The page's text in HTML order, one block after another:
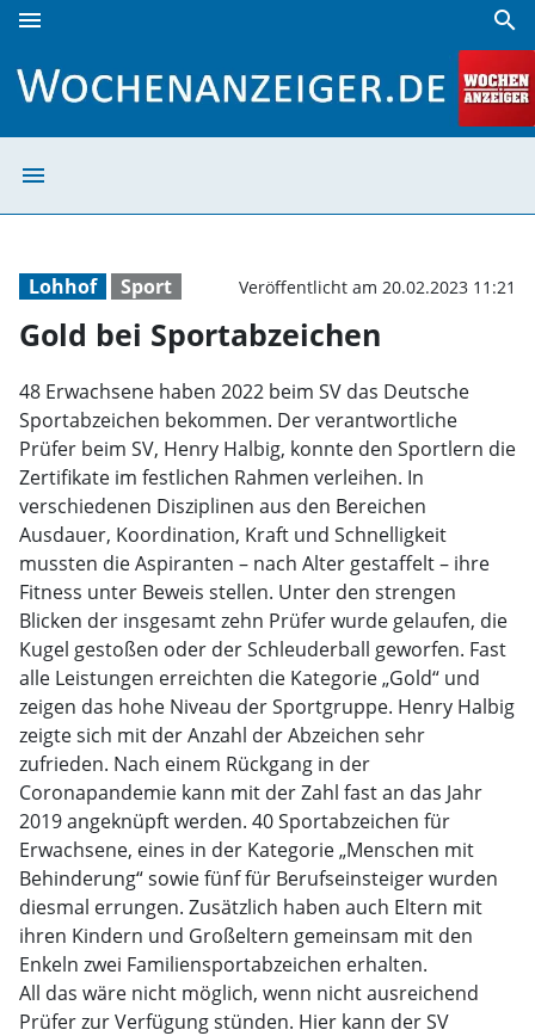
menu search
menu
Lohhof Sport Veröffentlicht am 20.02.2023 11:21
Gold bei Sportabzeichen
48 Erwachsene haben 2022 beim SV das Deutsche
Sportabzeichen bekommen. Der verantwortliche
Prüfer beim SV, Henry Halbig, konnte den Sportlern die
Zertifikate im festlichen Rahmen verleihen. In
verschiedenen Disziplinen aus den Bereichen
Ausdauer, Koordination, Kraft und Schnelligkeit
mussten die Aspiranten – nach Alter gestaffelt – ihre
Fitness unter Beweis stellen. Unter den strengen
Blicken der insgesamt zehn Prüfer wurde gelaufen, die
Kugel gestoßen oder der Schleuderball geworfen. Fast
alle Leistungen erreichten die Kategorie „Gold“ und
zeigen das hohe Niveau der Sportgruppe. Henry Halbig
zeigte sich mit der Anzahl der Abzeichen sehr
zufrieden. Nach einem Rückgang in der
Coronapandemie kann mit der Zahl fast an das Jahr
2019 angeknüpft werden. 40 Sportabzeichen für
Erwachsene, eines in der Kategorie „Menschen mit
Behinderung“ sowie fünf für Berufseinsteiger wurden
diesmal errungen. Zusätzlich haben auch Eltern mit
ihren Kindern und Großeltern gemeinsam mit den
Enkeln zwei Familiensportabzeichen erhalten.
All das wäre nicht möglich, wenn nicht ausreichend
Prüfer zur Verfügung stünden. Hier kann der SV